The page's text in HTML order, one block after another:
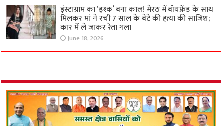
इंस्टाग्राम का ‘इश्क’ बना काल! मेरठ में बॉयफ्रेंड के साथ
मिलकर मां ने रची 7 साल के बेटे की हत्या की साजिश;
कार में ले जाकर रेता गला
June 18, 2026